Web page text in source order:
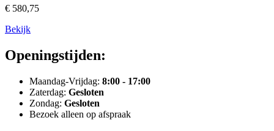
€ 580,75
Bekijk
Openingstijden:
Maandag-Vrijdag: 8:00 - 17:00
Zaterdag: Gesloten
Zondag: Gesloten
Bezoek alleen op afspraak